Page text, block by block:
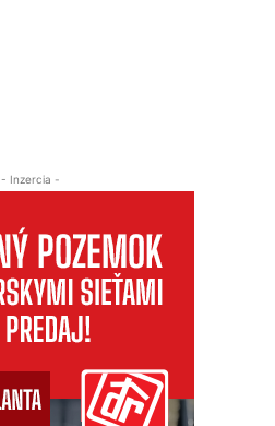
- Inzercia -